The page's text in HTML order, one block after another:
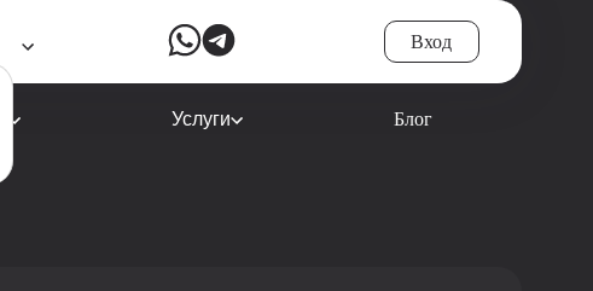
Вход
Услуги Блог